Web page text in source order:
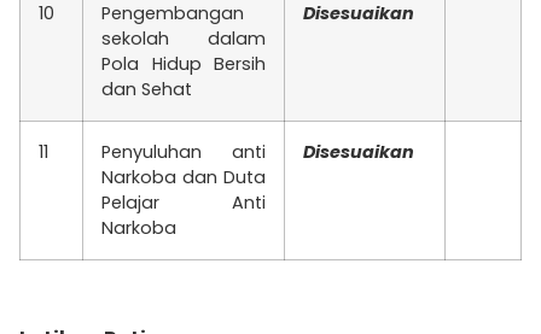
10
Pengembangan
sekolah dalam
Pola Hidup Bersih
dan Sehat
Disesuaikan
11
Penyuluhan anti
Narkoba dan Duta
Pelajar Anti
Narkoba
Disesuaikan